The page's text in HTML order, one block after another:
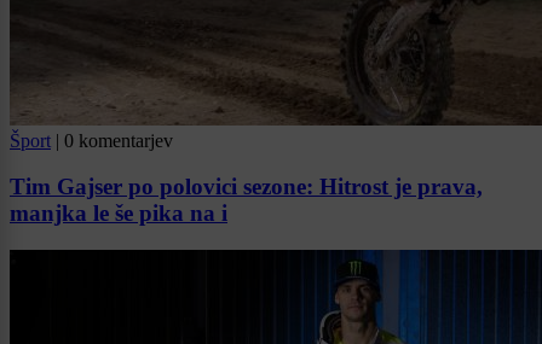
Šport | 0 komentarjev
Tim Gajser po polovici sezone: Hitrost je prava,
manjka le še pika na i